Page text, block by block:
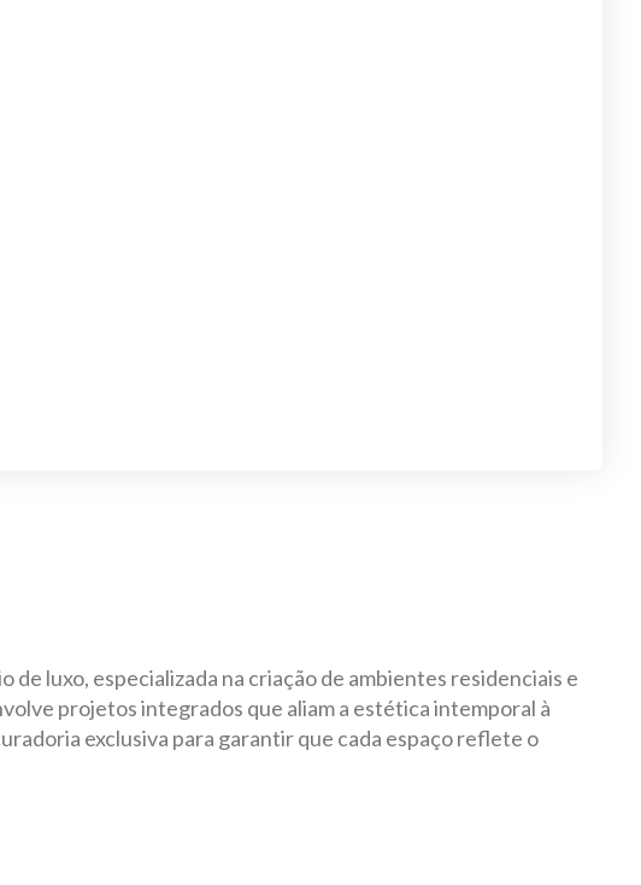
luxo, especializada na criação de ambientes residenciais e
projetos integrados que aliam a estética intemporal à
exclusiva para garantir que cada espaço reflete o